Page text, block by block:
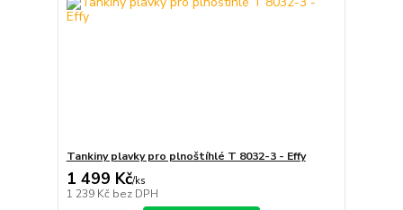
Tankiny plavky pro plnoštíhlé T 8032-3 - Effy
1 499 Kč/ks
1 239 Kč bez DPH